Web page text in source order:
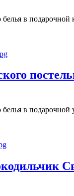
в подарочной
в подарочной